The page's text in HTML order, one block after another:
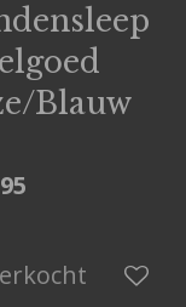
Blauw